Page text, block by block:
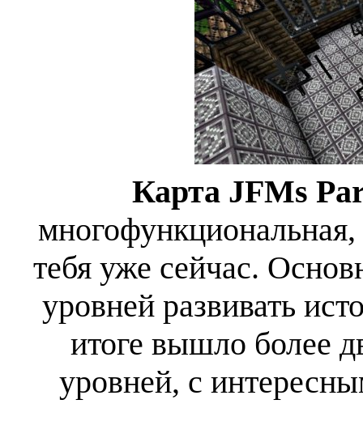
Карта JFMs
тебя уже сейчас.
уровней развивать
итоге вышло более
уровней, с